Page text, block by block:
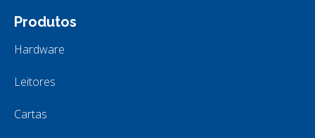
Produtos
Hardware
Leitores
Cartas